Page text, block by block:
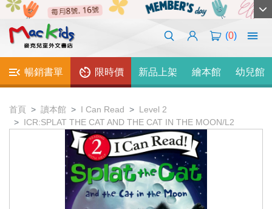
(0)
暢銷書單 限時價 新品上架 繪本館 幼兒館
首頁 讀本館 I Can Read
Level 2
ICR:SPLAT THE CAT AND THE CAT IN THE MOON/L2